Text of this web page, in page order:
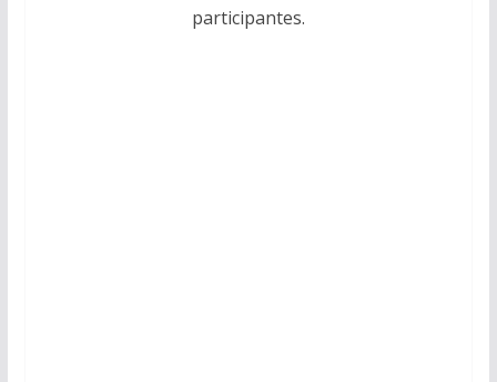
participantes.